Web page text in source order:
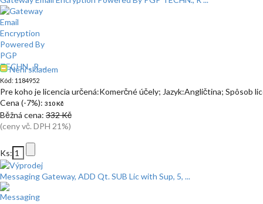
Není skladem
Kód: 1184952
Pre koho je licencia určená:Komerčné účely; Jazyk:Angličtina; Spôsob
Cena (-7%): 310 Kč
Běžná cena: 332 Kč
(ceny vč. DPH 21%)
Ks:
Messaging Gateway, ADD Qt. SUB Lic with Sup, 5, ...